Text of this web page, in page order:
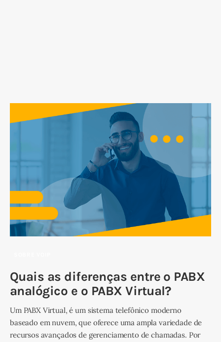
Quais as diferenças entre o PABX
analógico e o PABX Virtual?
Um PABX Virtual, é um sistema telefônico moderno
baseado em nuvem, que oferece uma ampla variedade de
recursos avançados de gerenciamento de chamadas. Por